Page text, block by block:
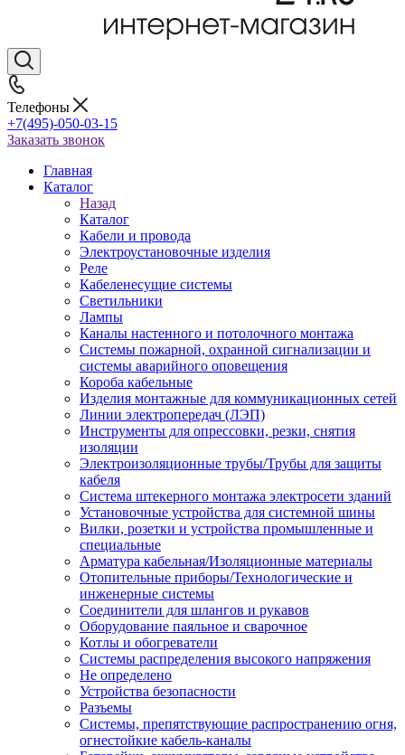
Телефоны
+7(495)-050-03-15
Заказать звонок
Главная
Каталог
Назад
Каталог
Кабели и провода
Электроустановочные изделия
Реле
Кабеленесущие системы
Светильники
Лампы
Каналы настенного и потолочного монтажа
Системы пожарной, охранной сигнализации и
системы аварийного оповещения
Короба кабельные
Изделия монтажные для коммуникационных сетей
Линии электропередач (ЛЭП)
Инструменты для опрессовки, резки, снятия
изоляции
Электроизоляционные трубы/Трубы для защиты
кабеля
Система штекерного монтажа электросети зданий
Установочные устройства для системной шины
Вилки, розетки и устройства промышленные и
специальные
Арматура кабельная/Изоляционные материалы
Отопительные приборы/Технологические и
инженерные системы
Соединители для шлангов и рукавов
Оборудование паяльное и сварочное
Котлы и обогреватели
Системы распределения высокого напряжения
Не определено
Устройства безопасности
Разъемы
Системы, препятствующие распространению огня,
огнестойкие кабель-каналы